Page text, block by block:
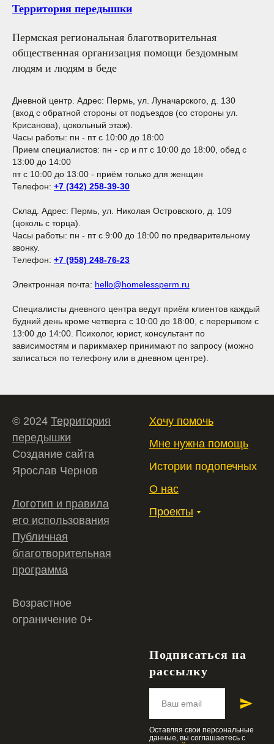
Территория передышки
Пермская региональная благотворительная
общественная организация помощи бездомным
людям и людям в беде
Дневной центр. Адрес: Пермь, ул. Луначарского, д. 130
(вход с обратной стороны от подъездов (со стороны ул.
Крисанова), цокольный этаж).
Часы работы: пн - пт с 10:00 до 18:00
Прием специалистов: пн - ср и пт с 10:00 до 18:00, обед с
13:00 до 14:00
пт с 10:00 до 13:00 - приём только для женщин
Телефон: +7 (342) 258-39-30
Склад. Адрес: Пермь, ул. Николая Островского, д. 109
(цоколь с торца).
Часы работы: пн - пт с 9:00 до 18:00 по предварительному
звонку.
Телефон: +7 (958) 248-76-23
Электронная почта: hello@homelessperm.ru
Специалисты дневного центра ведут приём клиентов каждый
будний день кроме четверга с 10:00 до 18:00, с перерывом с
13:00 до 14:00. Психолог, юрист, консультант по
зависимостям и парикмахер принимают по запросу (можно
записаться по телефону или в дневном центре).
© 2024 Территория
передышки
Создание сайта
Ярослав Чернов
Логотип и правила
его использования
Публичная
благотворительная
программа
Возрастное
ограничение 0+
Хочу помочь
Мне нужна помощь
Истории подопечных
О нас
Проекты
Подписаться на
рассылку
Оставляя свои персональные
данные, вы соглашаетесь c